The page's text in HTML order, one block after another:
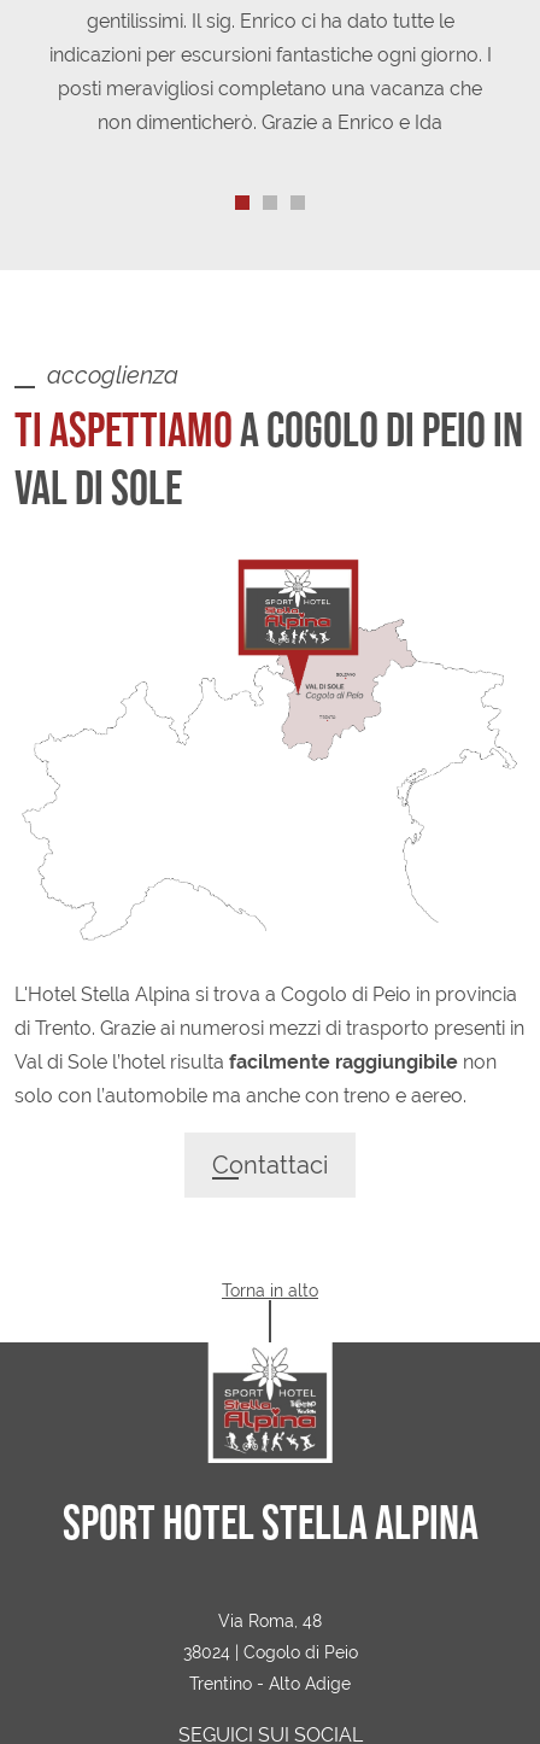
gentilissimi. Il sig. Enrico ci ha dato tutte le
indicazioni per escursioni fantastiche ogni giorno. I
posti meravigliosi completano una vacanza che
non dimenticherò. Grazie a Enrico e Ida
accoglienza
TI ASPETTIAMOA COGOLO DI PEIO IN
VAL DI SOLE
L'Hotel Stella Alpina si trova a Cogolo di Peio in provincia
di Trento. Grazie ai numerosi mezzi di trasporto presenti in
Val di Sole l’hotel risulta facilmente raggiungibile non
solo con l’automobile ma anche con treno e aereo.
Contattaci
Torna in alto
SPORT HOTEL STELLA ALPINA
Via Roma, 48
38024 | Cogolo di Peio
Trentino - Alto Adige
SEGUICI SUI SOCIAL